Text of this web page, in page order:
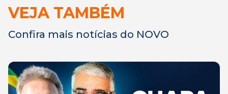
VEJA TAMBÉM
Confira mais notícias do NOVO